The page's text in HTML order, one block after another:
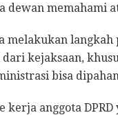
dewan memahami
melakukan langkah
kejaksaan,
bisa
anggota